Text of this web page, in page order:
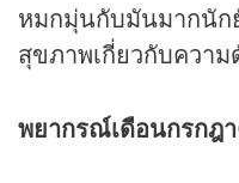
หมกมุ่นกับมันมากนัก
สุขภาพเกี่ยวกับควา
พยากรณ์เดือนกรกฎ